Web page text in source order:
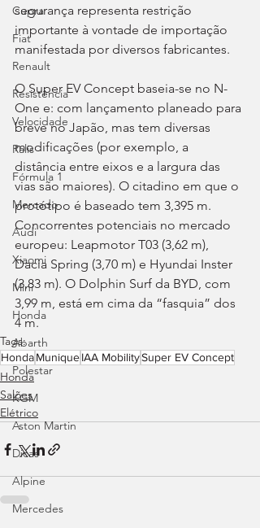
Cupra
Fiat
Renault
Resistência
Velocidade
Ralis
Fórmula 1
Mercado
Audi
Xiaomi
Mini
Honda
Abarth
Polestar
KGM
Aston Martin
Dicas
Alpine
Mercedes
segurança representa restrição
importante à vontade de importação
manifestada por diversos fabricantes.
O Super EV Concept baseia-se no N-
One e: com lançamento planeado para
breve no Japão, mas tem diversas
modificações (por exemplo, a
distância entre eixos e a largura das
vias são maiores). O citadino em que o
protótipo é baseado tem 3,395 m.
Concorrentes potenciais no mercado
europeu: Leapmotor T03 (3,62 m),
Dacia Spring (3,70 m) e Hyundai Inster
(3,83 m). O Dolphin Surf da BYD, com
3,99 m, está em cima da “fasquia” dos
4 m.
Tags:
HondaMuniqueIAA MobilitySuper EV Concept
Honda
Salões
Elétrico